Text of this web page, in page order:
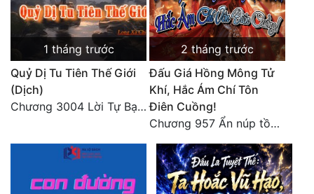
1 tháng trước
Quỷ Dị Tu Tiên Thế Giới
(Dịch)
Chương 3004 Lời Tự Bạch Kết Thúc
2 tháng trước
Đấu Giá Hồng Mông Tử
Khí, Hắc Ám Chí Tôn
Điên Cuồng!
Chương 957 Ẩn núp tồn tại